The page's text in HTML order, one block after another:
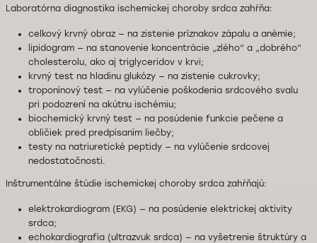
Laboratórna diagnostika ischemickej choroby srdca zahŕňa:
celkový krvný obraz — na zistenie príznakov zápalu a anémie;
lipidogram — na stanovenie koncentrácie „zlého“ a „dobrého“
cholesterolu, ako aj triglyceridov v krvi;
krvný test na hladinu glukózy — na zistenie cukrovky;
troponínový test — na vylúčenie poškodenia srdcového svalu
pri podozrení na akútnu ischémiu;
biochemický krvný test — na posúdenie funkcie pečene a
obličiek pred predpísaním liečby;
testy na natriuretické peptidy — na vylúčenie srdcovej
nedostatočnosti.
Inštrumentálne štúdie ischemickej choroby srdca zahŕňajú:
elektrokardiogram (EKG) — na posúdenie elektrickej aktivity
srdca;
echokardiografia (ultrazvuk srdca) — na vyšetrenie štruktúry a